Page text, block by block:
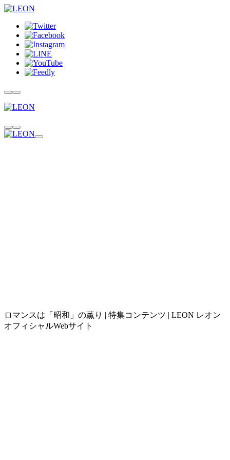
ロマンスは「昭和」の薫り | 特集コンテンツ | LEON レオン
オフィシャルWebサイト